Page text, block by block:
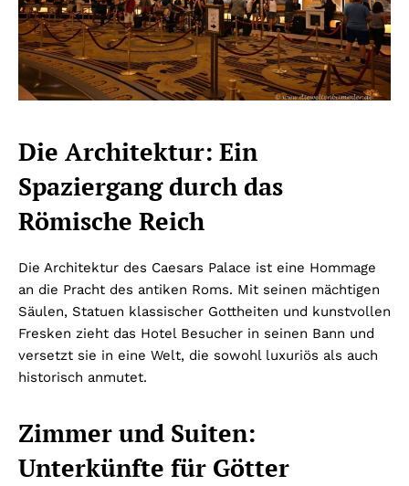
Die Architektur: Ein
Spaziergang durch das
Römische Reich
Die Architektur des Caesars Palace ist eine Hommage
an die Pracht des antiken Roms. Mit seinen mächtigen
Säulen, Statuen klassischer Gottheiten und kunstvollen
Fresken zieht das Hotel Besucher in seinen Bann und
versetzt sie in eine Welt, die sowohl luxuriös als auch
historisch anmutet.
Zimmer und Suiten:
Unterkünfte für Götter